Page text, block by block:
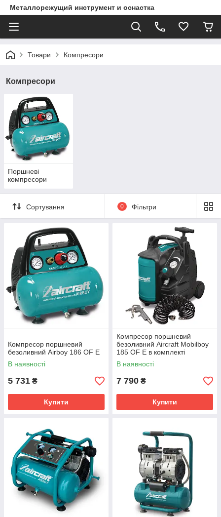
Металлорежущий инструмент и оснастка
Товари Компресори
Компресори
Поршневі
компресори
Сортування 0 Фільтри
Компресор поршневий
безоливний Airboy 186 OF E
В наявності
5 731 ₴
Купити
Компресор поршневий
безоливний Aircraft Mobilboy
185 OF E в комплекті
пневматичний шланг і
пістолет
В наявності
7 790 ₴
Купити